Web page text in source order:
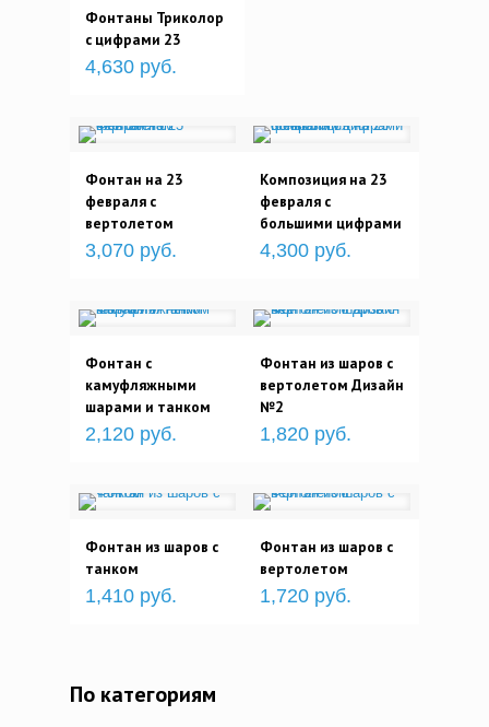
Фонтаны Триколор
с цифрами 23
4,630 руб.
Фонтан на 23
февраля с
вертолетом
3,070 руб.
Композиция на 23
февраля c
большими цифрами
4,300 руб.
Фонтан с
камуфляжными
шарами и танком
2,120 руб.
Фонтан из шаров с
вертолетом Дизайн
№2
1,820 руб.
Фонтан из шаров с
танком
1,410 руб.
Фонтан из шаров с
вертолетом
1,720 руб.
По категориям